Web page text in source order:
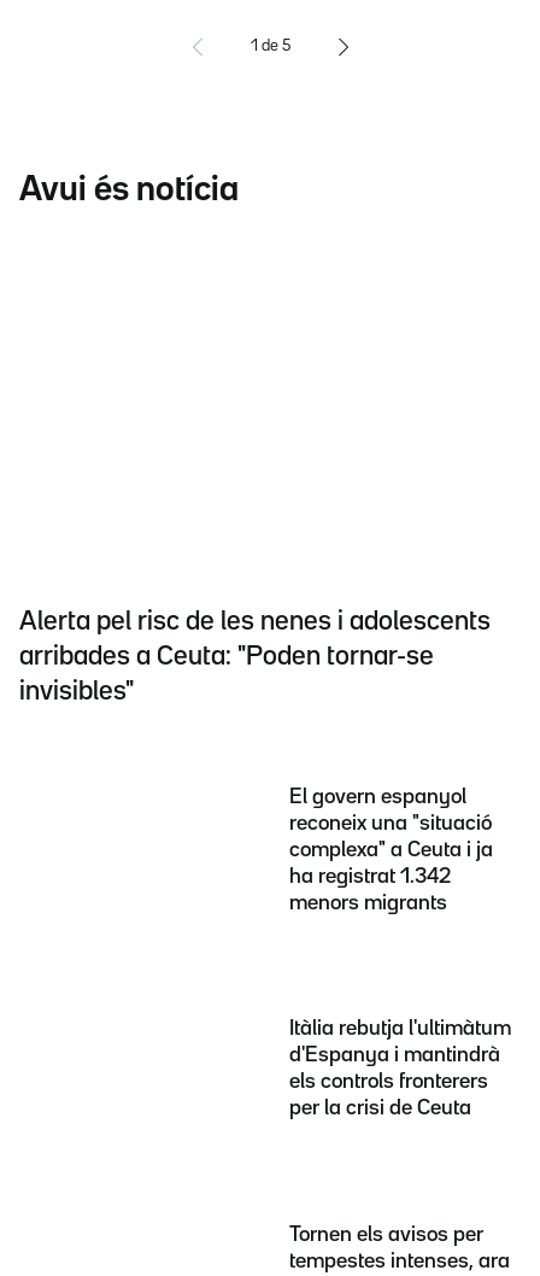
1 de 5
Avui és notícia
Alerta pel risc de les nenes i adolescents
arribades a Ceuta: "Poden tornar-se
invisibles"
El govern espanyol
reconeix una "situació
complexa" a Ceuta i ja
ha registrat 1.342
menors migrants
Itàlia rebutja l'ultimàtum
d'Espanya i mantindrà
els controls fronterers
per la crisi de Ceuta
Tornen els avisos per
tempestes intenses, ara